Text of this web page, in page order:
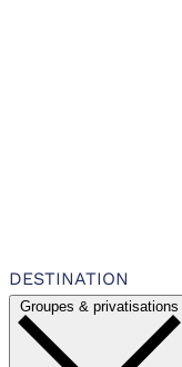
DESTINATION
Groupes & privatisations